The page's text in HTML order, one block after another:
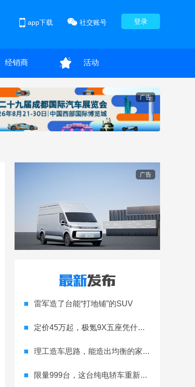
登录
社交账号
app下载
经销商 活动
广告
广告
雷军造了台能“打地铺”的SUV
定价45万起，极氪9X五座凭什么领跑高端
理工造车思路，能造出均衡的家用轿跑吗
限量999台，这台纯电轿车重新定义运动家用